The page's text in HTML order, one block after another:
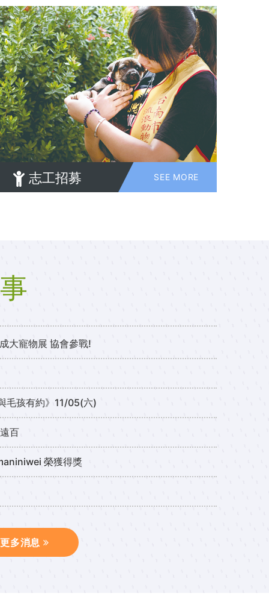
志工招募 SEE MORE
大寵物展 協會參戰!
毛孩有約》11/05(六)
百
榮獲得獎
更多消息